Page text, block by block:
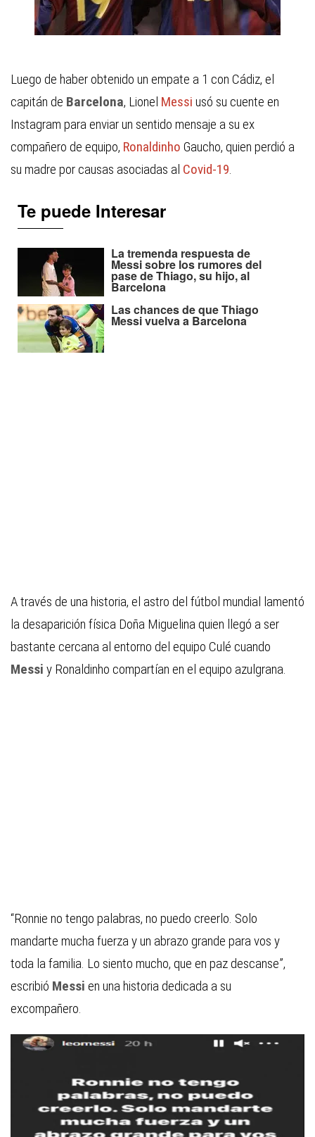
Luego de haber obtenido un empate a 1 con Cádiz, el
capitán de Barcelona, Lionel Messi usó su cuente en
Instagram para enviar un sentido mensaje a su ex
compañero de equipo, Ronaldinho Gaucho, quien perdió a
su madre por causas asociadas al Covid-19.
Te puede Interesar
La tremenda respuesta de
Messi sobre los rumores del
pase de Thiago, su hijo, al
Barcelona
Las chances de que Thiago
Messi vuelva a Barcelona
A través de una historia, el astro del fútbol mundial lamentó
la desaparición física Doña Miguelina quien llegó a ser
bastante cercana al entorno del equipo Culé cuando
Messi y Ronaldinho compartían en el equipo azulgrana.
“Ronnie no tengo palabras, no puedo creerlo. Solo
mandarte mucha fuerza y un abrazo grande para vos y
toda la familia. Lo siento mucho, que en paz descanse”,
escribió Messi en una historia dedicada a su
excompañero.